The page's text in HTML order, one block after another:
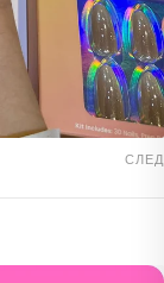
СЛЕД